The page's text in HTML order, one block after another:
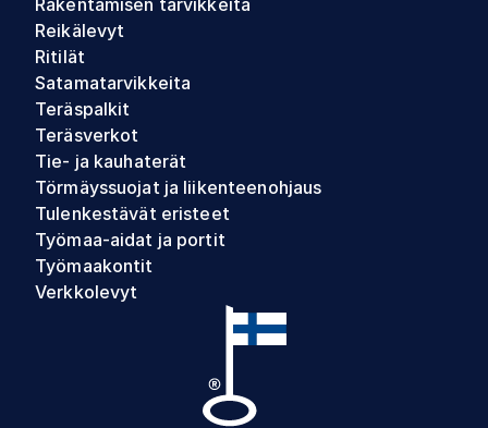
Reikälevyt
Ritilät
Satamatarvikkeita
Teräspalkit
Teräsverkot
Tie- ja kauhaterät
Törmäyssuojat ja liikenteenohjaus
Tulenkestävät eristeet
Työmaa-aidat ja portit
Työmaakontit
Verkkolevyt